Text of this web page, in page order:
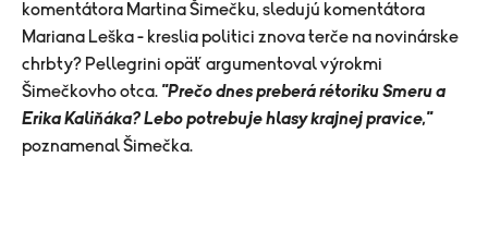
komentátora Martina Šimečku, sledujú komentátora
Mariana Leška - kreslia politici znova terče na novinárske
chrbty? Pellegrini opäť argumentoval výrokmi
Šimečkovho otca. "Prečo dnes preberá rétoriku Smeru a
Erika Kaliňáka? Lebo potrebuje hlasy krajnej pravice,"
poznamenal Šimečka.